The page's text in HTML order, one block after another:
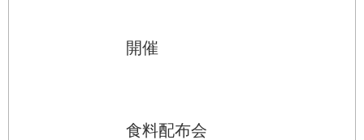
開催
食料配布会